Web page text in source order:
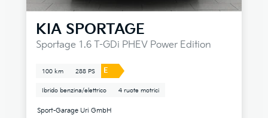
KIA SPORTAGE
Sportage 1.6 T-GDi PHEV Power Edition
100 km 288 PS E
Ibrido benzina/elettrico 4 ruote motrici
Sport-Garage Uri GmbH